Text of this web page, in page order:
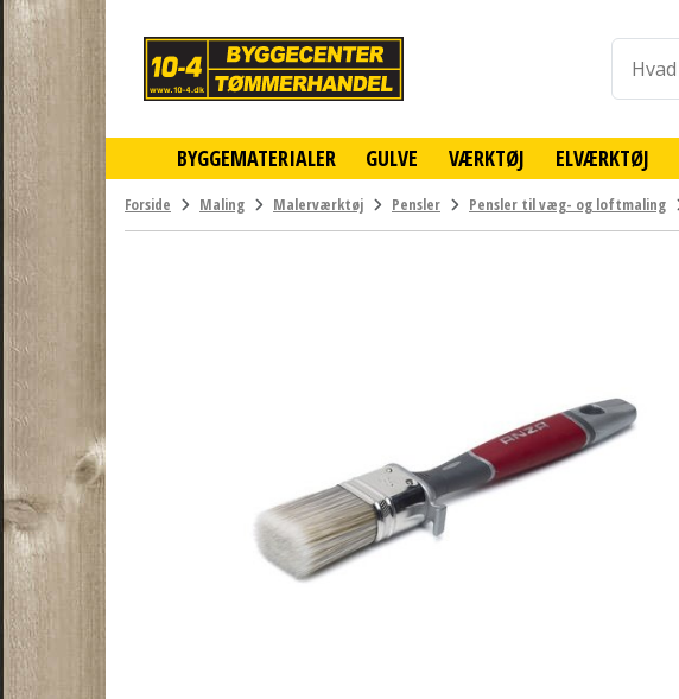
BYGGEMATERIALER GULVE VÆRKTØJ ELVÆRKTØJ
online
byggemarked
og
tømmerhandel
-
Forside Maling Malerværktøj Pensler Pensler til væg- og loftmaling